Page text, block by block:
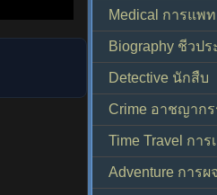
Medical การแพ
Biography ชีวปร
Detective นักสืบ
Crime อาชญาก
Time Travel กา
Adventure การ